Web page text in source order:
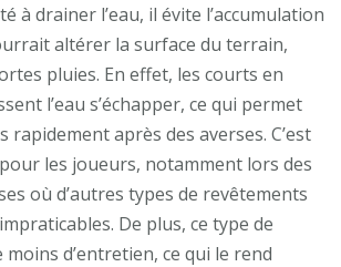
à drainer l’eau, il évite l’accumulation
altérer la surface du terrain,
pluies. En effet, les courts en
l’eau s’échapper, ce qui permet
rapidement après des averses. C’est
les joueurs, notamment lors des
où d’autres types de revêtements
De plus, ce type de
d’entretien, ce qui le rend